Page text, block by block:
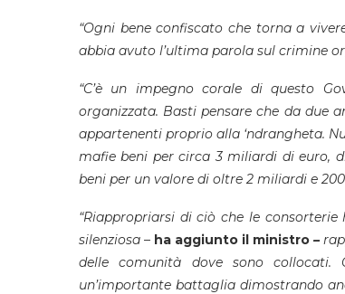
“Ogni bene confiscato che torna a
abbia avuto l’ultima parola sul crimine
“C’è un impegno corale di questo
organizzata. Basti pensare che da due
appartenenti proprio alla ‘ndrangheta.
mafie beni per circa 3 miliardi di euro,
beni per un valore di oltre 2 miliardi e
“Riappropriarsi di ciò che le
silenziosa – ha aggiunto il ministro–
delle comunità dove sono
un’importante battaglia dimostrando